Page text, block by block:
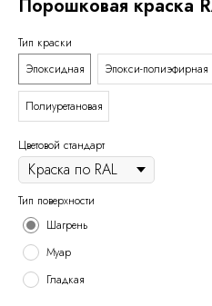
Порошковая краска
Тип краски
Эпоксидная
Эпокси-полиэфирная
Полиуретановая
Цветовой стандарт
Тип поверхности
Шагрень
Муар
Гладкая